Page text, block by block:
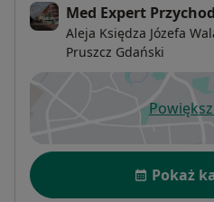
Med Expert
Aleja Księdza Józefa
Pruszcz Gdański
Dostępność
Pokaż